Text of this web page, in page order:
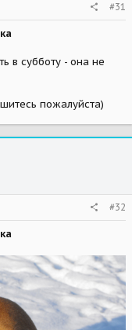
#31
в субботу - она не
пожалуйста)
#32